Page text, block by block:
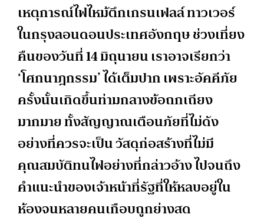
เหตุการณ์ไฟไหม้ตึกเกรนเฟลล์ ทาวเวอร์
ในกรุงลอนดอนประเทศอังกฤษ ช่วงเที่ยง
คืนของวันที่ 14 มิถุนายน เราอาจเรียกว่า
‘โศกนาฎกรรม’ ได้เต็มปาก เพราะอัคคีภัย
ครั้งนั้นเกิดขึ้นท่ามกลางข้อถกเถียง
มากมาย ทั้งสัญญาณเตือนภัยที่ไม่ดัง
อย่างที่ควรจะเป็น วัสดุก่อสร้างที่ไม่มี
คุณสมบัติทนไฟอย่างที่กล่าวอ้าง ไปจนถึง
คำแนะนำของเจ้าหน้าที่รัฐที่ให้หลบอยู่ใน
ห้องจนหลายคนเกือบถูกย่างสด